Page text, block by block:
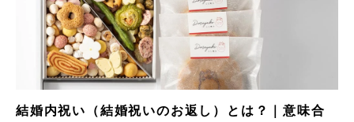
結婚内祝い（結婚祝いのお返し）とは？｜意味合